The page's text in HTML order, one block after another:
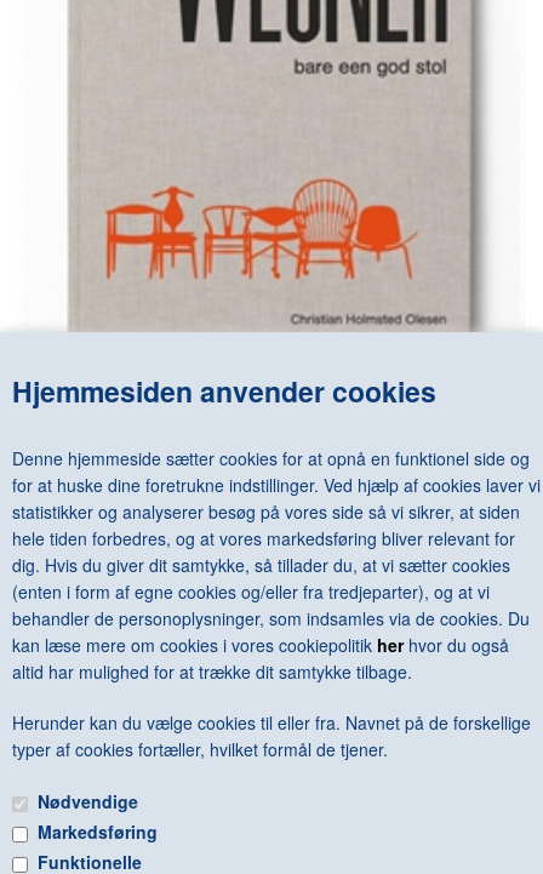
Hjemmesiden anvender cookies
Denne hjemmeside sætter cookies for at opnå en funktionel side og
for at huske dine foretrukne indstillinger. Ved hjælp af cookies laver vi
statistikker og analyserer besøg på vores side så vi sikrer, at siden
hele tiden forbedres, og at vores markedsføring bliver relevant for
dig. Hvis du giver dit samtykke, så tillader du, at vi sætter cookies
(enten i form af egne cookies og/eller fra tredjeparter), og at vi
behandler de personoplysninger, som indsamles via de cookies. Du
kan læse mere om cookies i vores cookiepolitik herhvor du også
altid har mulighed for at trække dit samtykke tilbage.
Herunder kan du vælge cookies til eller fra. Navnet på de forskellige
typer af cookies fortæller, hvilket formål de tjener.
Nødvendige
Markedsføring
Funktionelle
DKK 500,00
<--Forrige Næste-->
Antal varer: 2 Vis uden moms Anbefal Print